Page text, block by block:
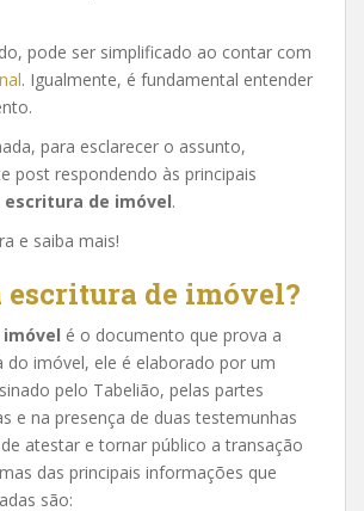
pode ser simplificado ao contar com
. Igualmente, é fundamental entender
para esclarecer o assunto,
post respondendo às principais
escritura de imóvel.
e saiba mais!
escritura de imóvel?
é o documento que prova a
do imóvel, ele é elaborado por um
pelo Tabelião, pelas partes
e na presença de duas testemunhas
atestar e tornar público a transação
das principais informações que
são: